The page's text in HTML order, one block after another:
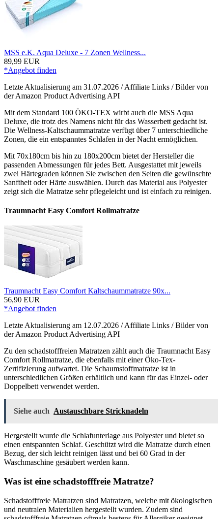
MSS e.K. Aqua Deluxe - 7 Zonen Wellness...
89,99 EUR
*Angebot finden
Letzte Aktualisierung am 31.07.2026 / Affiliate Links / Bilder von
der Amazon Product Advertising API
Mit dem Standard 100 ÖKO-TEX wirbt auch die MSS Aqua
Deluxe, die trotz des Namens nicht für das Wasserbett gedacht ist.
Die Wellness-Kaltschaummatratze verfügt über 7 unterschiedliche
Zonen, die ein entspanntes Schlafen in der Nacht ermöglichen.
Mit 70x180cm bis hin zu 180x200cm bietet der Hersteller die
passenden Abmessungen für jedes Bett. Ausgestattet mit jeweils
zwei Härtegraden können Sie zwischen den Seiten die gewünschte
Sanftheit oder Härte auswählen. Durch das Material aus Polyester
zeigt sich die Matratze sehr pflegeleicht und ist einfach zu reinigen.
Traumnacht Easy Comfort Rollmatratze
Traumnacht Easy Comfort Kaltschaummatratze 90x...
56,90 EUR
*Angebot finden
Letzte Aktualisierung am 12.07.2026 / Affiliate Links / Bilder von
der Amazon Product Advertising API
Zu den schadstofffreien Matratzen zählt auch die Traumnacht Easy
Comfort Rollmatratze, die ebenfalls mit einer Öko-Tex-
Zertifizierung aufwartet. Die Schaumstoffmatratze ist in
unterschiedlichen Größen erhältlich und kann für das Einzel- oder
Doppelbett verwendet werden.
Siehe auch Austauschbare Stricknadeln
Hergestellt wurde die Schlafunterlage aus Polyester und bietet so
einen entspannten Schlaf. Geschützt wird die Matratze durch einen
Bezug, der sich leicht reinigen lässt und bei 60 Grad in der
Waschmaschine gesäubert werden kann.
Was ist eine schadstofffreie Matratze?
Schadstofffreie Matratzen sind Matratzen, welche mit ökologischen
und neutralen Materialien hergestellt wurden. Zudem sind